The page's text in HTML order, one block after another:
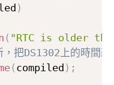
)
( "RTC is older
把DS1302上的時間改
( compiled ) ;